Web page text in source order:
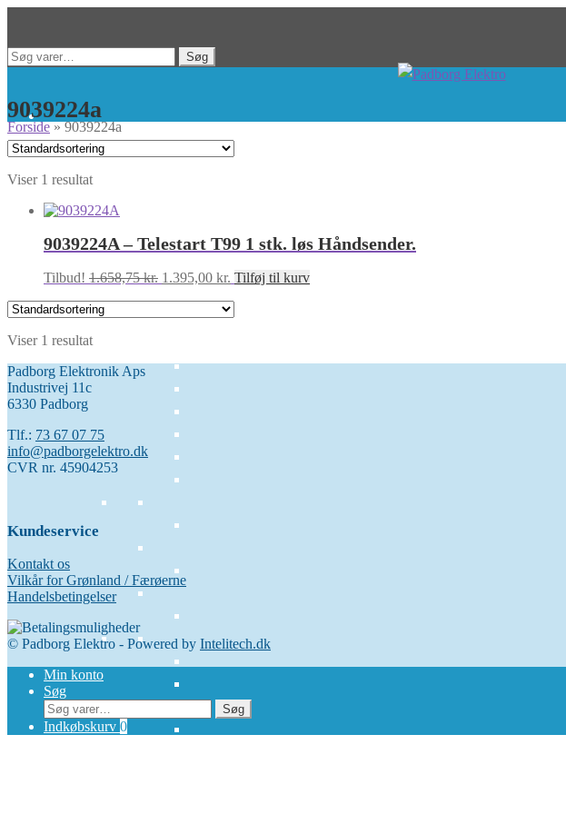
Spring
navigation
Spring
indhold
Søg
Søg
Forside»9039224a
9039224a
Viser 1 resultat
9039224A – Telestart T99 1 stk. løs Håndsender.
Tilbud! 1.658,75kr. Den
1.395,00 kr. Den
pris
Tilføj til kurv
Viser 1 resultat
Padborg Elektronik Aps
Industrivej 11c
6330 Padborg
Tlf.: 73 67 07 75
info@padborgelektro.dk
CVR nr. 45904253
Kundeservice
Kontakt os
Vilkår for Grønland / Færøerne
Handelsbetingelser
© Padborg Elektro - Powered by Intelitech.dk
Min konto
Søg
Søg
efter:
Søg
Indkøbskurv 0